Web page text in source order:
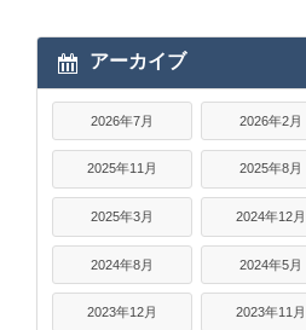
アーカイブ
2026年7月 2026年2月
2025年11月 2025年8月
2025年3月 2024年12月
2024年8月 2024年5月
2023年12月 2023年11月